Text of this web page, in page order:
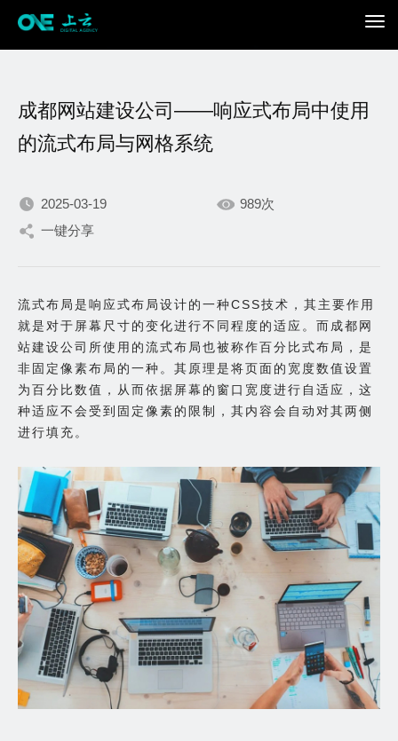
我们不断积累持续专注，
出色的你。
成都网站建设公司——响应式布局中使用
的流式布局与网格系统
2025-03-19
989次
一键分享
流式布局是响应式布局设计的一种CSS技术，其主要作用
就是对于屏幕尺寸的变化进行不同程度的适应。而成都网
站建设公司所使用的流式布局也被称作百分比式布局，是
非固定像素布局的一种。其原理是将页面的宽度数值设置
为百分比数值，从而依据屏幕的窗口宽度进行自适应，这
种适应不会受到固定像素的限制，其内容会自动对其两侧
进行填充。